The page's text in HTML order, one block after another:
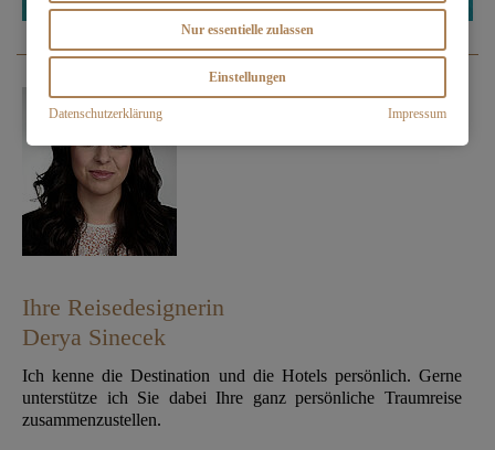
Ihre Reisedesignerin
Derya Sinecek
Ich kenne die Destination und die Hotels persönlich. Gerne
unterstütze ich Sie dabei Ihre ganz persönliche Traumreise
zusammenzustellen.
Nur essentielle zulassen
Einstellungen
Datenschutzerklärung Impressum